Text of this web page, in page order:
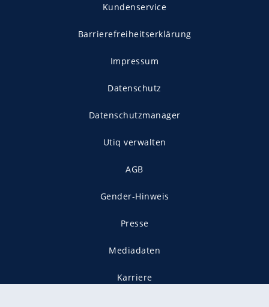
Kundenservice
Barrierefreiheitserklärung
Impressum
Datenschutz
Datenschutzmanager
Utiq verwalten
AGB
Gender-Hinweis
Presse
Mediadaten
Karriere